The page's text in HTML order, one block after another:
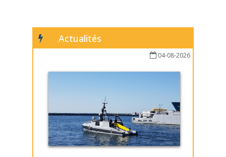
Actualités
04-08-2026